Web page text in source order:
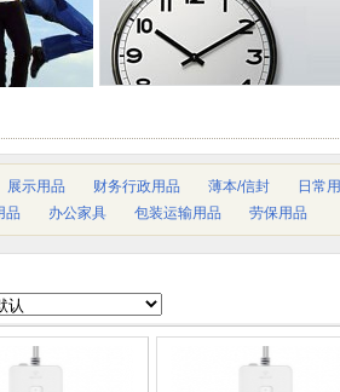
展示用品 财务行政用品 薄本/信封
日常用
品 办公家具 包装运输用品 劳保用品